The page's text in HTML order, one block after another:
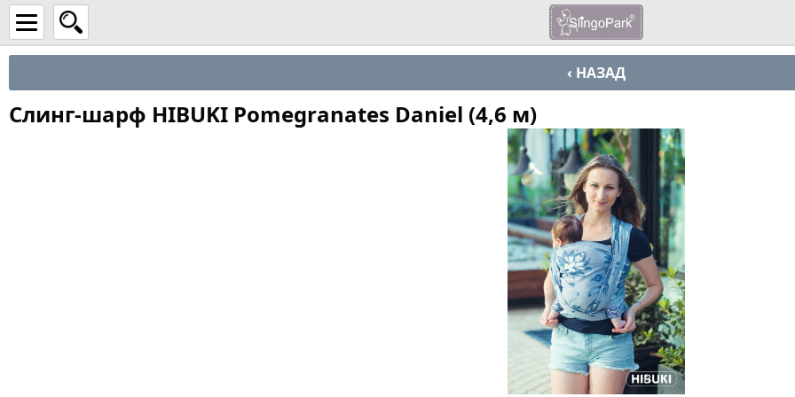
‹ НАЗАД
Слинг-шарф HIBUKI Pomegranates Daniel (4,6 м)